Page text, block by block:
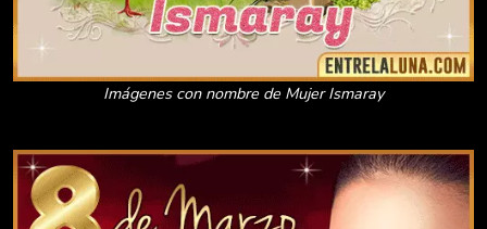
Imágenes con nombre de Mujer Ismaray